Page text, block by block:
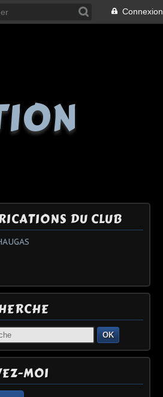
Connexion
DU CLUB
OK
MOI